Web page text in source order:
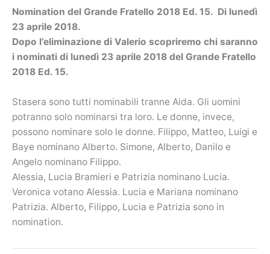
Nomination del Grande Fratello 2018 Ed. 15. Di lunedì
23 aprile 2018.
Dopo l’eliminazione di Valerio scopriremo chi saranno
i nominati di lunedì 23 aprile 2018 del Grande Fratello
2018 Ed. 15.
Stasera sono tutti nominabili tranne Aida. Gli uomini
potranno solo nominarsi tra loro. Le donne, invece,
possono nominare solo le donne. Filippo, Matteo, Luigi e
Baye nominano Alberto. Simone, Alberto, Danilo e
Angelo nominano Filippo.
Alessia, Lucia Bramieri e Patrizia nominano Lucia.
Veronica votano Alessia. Lucia e Mariana nominano
Patrizia. Alberto, Filippo, Lucia e Patrizia sono in
nomination.